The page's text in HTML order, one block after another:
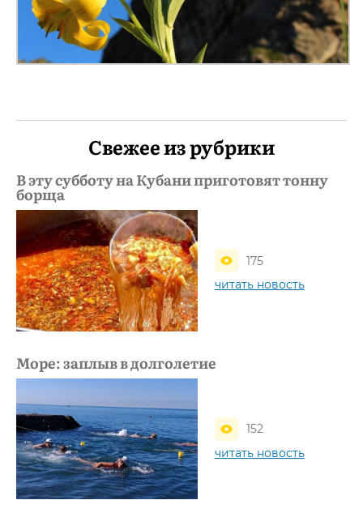
Свежее из рубрики
В эту субботу на Кубани приготовят тонну
борща
175
читать новость
Море: заплыв в долголетие
152
читать новость